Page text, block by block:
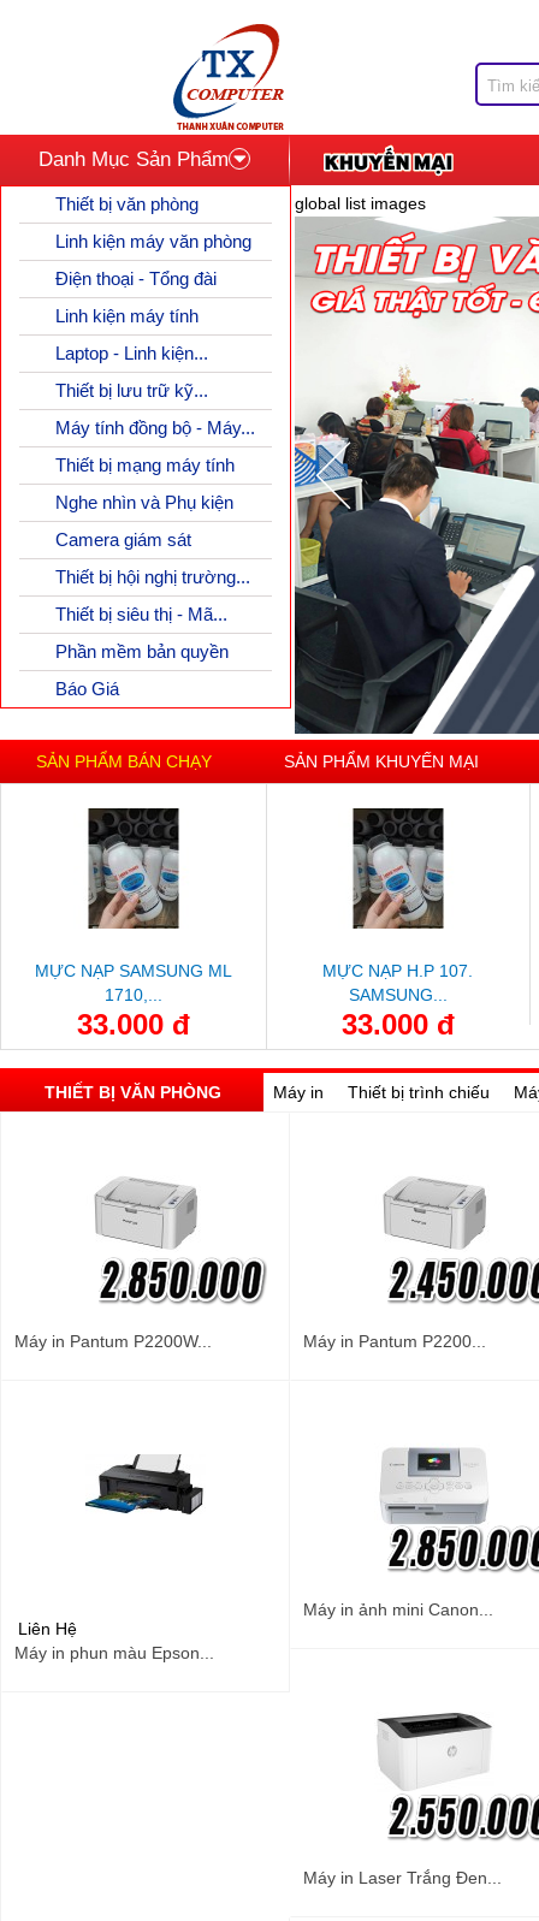
Danh Mục Sản Phẩm
Thiết bị văn phòng
Linh kiện máy văn phòng
Điện thoại - Tổng đài
Linh kiện máy tính
Laptop - Linh kiện...
Thiết bị lưu trữ kỹ...
Máy tính đồng bộ - Máy...
Thiết bị mạng máy tính
Nghe nhìn và Phụ kiện
Camera giám sát
Thiết bị hội nghị trường...
Thiết bị siêu thị - Mã...
Phần mềm bản quyền
Báo Giá
global list images
SẢN PHẨM BÁN CHẠY SẢN PHẨM KHUYẾN MẠI
MỰC NẠP SAMSUNG ML
1710,...
33.000 đ
MỰC NẠP H.P 107.
SAMSUNG...
33.000 đ
THIẾT BỊ VĂN PHÒNG Máy in Thiết bị trình chiếu
Máy in Pantum P2200W... Máy in Pantum P2200...
Liên Hệ
Máy in phun màu Epson...
Máy in ảnh mini Canon...
Máy in Laser Trắng Đen...